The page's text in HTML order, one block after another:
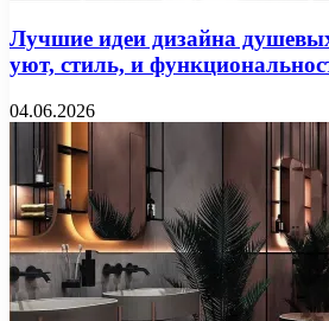
Лучшие идеи дизайна
уют, стиль, и
04.06.2026